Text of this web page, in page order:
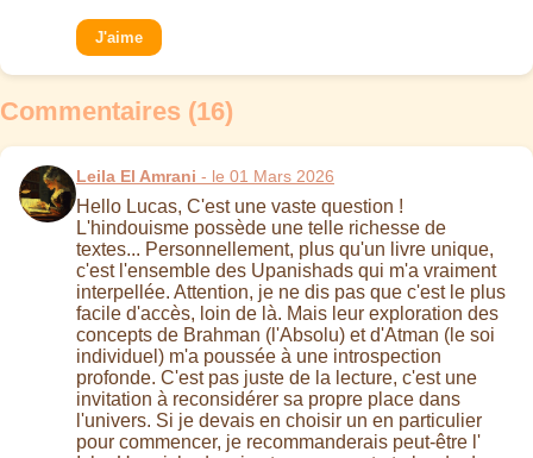
J'aime
Commentaires (16)
Leila El Amrani - le 01 Mars 2026
Hello Lucas, C'est une vaste question !
L'hindouisme possède une telle richesse de
textes... Personnellement, plus qu'un livre unique,
c'est l'ensemble des Upanishads qui m'a vraiment
interpellée. Attention, je ne dis pas que c'est le plus
facile d'accès, loin de là. Mais leur exploration des
concepts de Brahman (l'Absolu) et d'Atman (le soi
individuel) m'a poussée à une introspection
profonde. C'est pas juste de la lecture, c'est une
invitation à reconsidérer sa propre place dans
l'univers. Si je devais en choisir un en particulier
pour commencer, je recommanderais peut-être l'